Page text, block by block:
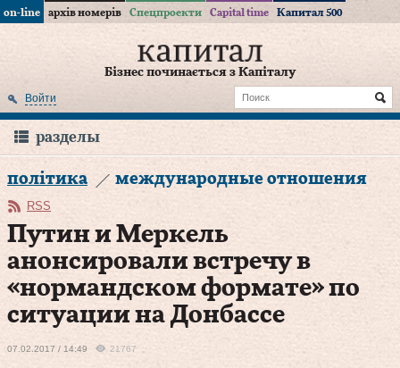
on-line архів номерів Спецпроекти Capital time Капитал 500
Бізнес починається з Капіталу
Войти
разделы
політика международные отношения
RSS
Путин и Меркель
анонсировали встречу в
«нормандском формате» по
ситуации на Донбассе
07.02.2017 / 14:49 21767